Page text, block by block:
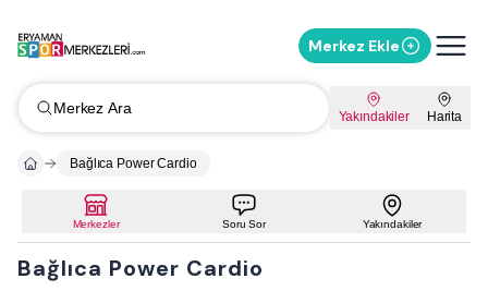
Merkez Ekle
Merkez Ara Yakındakiler Harita
Bağlıca Power Cardio
Merkezler Soru Sor Yakındakiler
Bağlıca Power Cardio